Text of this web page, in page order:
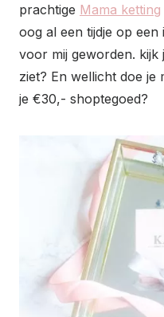
prachtige Mama ketting
oog al een tijdje op een
voor mij geworden. kijk
ziet? En wellicht doe je
je €30,- shoptegoed?